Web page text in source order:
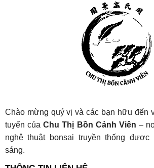
Chào mừng quý vị và các bạn hữu đến
tuyến củaChu Thị Bồn Cảnh Viên –
nghệ thuật bonsai truyền thống
sáng.